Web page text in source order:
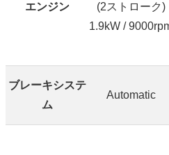
エンジン
(2ストローク)
1.9kW /
ブレーキシステ
ム
Automatic